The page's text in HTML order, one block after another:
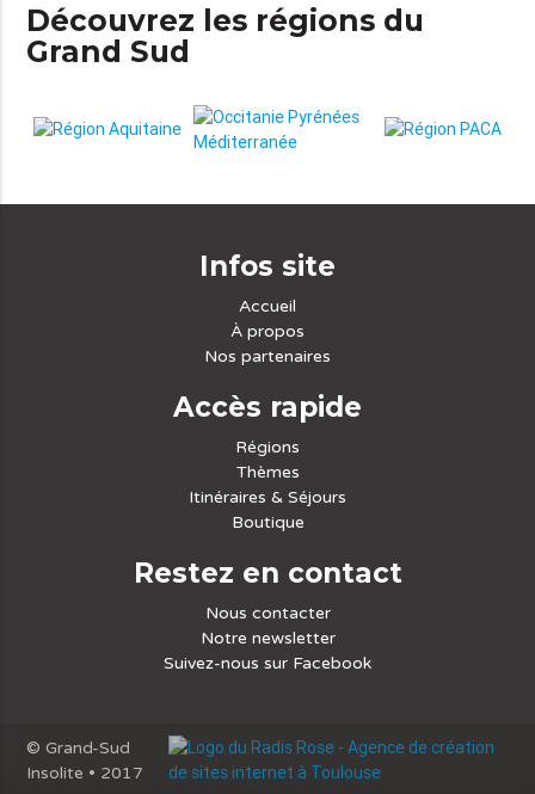
Découvrez les régions du
Grand Sud
Infos site
Accueil
À propos
Nos partenaires
Accès rapide
Régions
Thèmes
Itinéraires & Séjours
Boutique
Restez en contact
Nous contacter
Notre newsletter
Suivez-nous sur Facebook
© Grand-Sud
Insolite • 2017